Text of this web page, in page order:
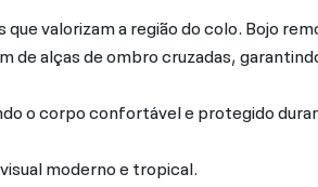
valorizam a região do colo. Bojo
de alças de ombro cruzadas,
o corpo confortável e protegido
moderno e tropical.